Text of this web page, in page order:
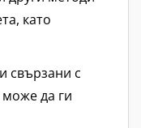
като
свързани с
може да ги